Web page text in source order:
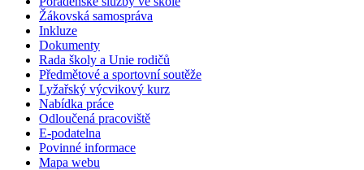
Žákovská samospráva
Inkluze
Dokumenty
Rada školy a Unie rodičů
Předmětové a sportovní soutěže
Lyžařský výcvikový kurz
Nabídka práce
Odloučená pracoviště
E-podatelna
Povinné informace
Mapa webu